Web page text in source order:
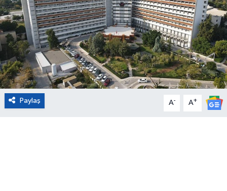
Paylaş A- A+
Magazin
Turizm
Çevre
Kültür ve Sanat